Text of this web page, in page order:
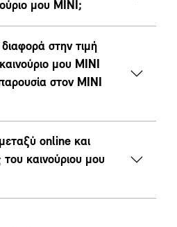
μου MINI;
στην τιμή
μου MINI
στον ΜΙΝΙ
online και
καινούριου μου